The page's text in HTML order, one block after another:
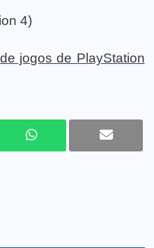
4)
de jogos de PlayStation